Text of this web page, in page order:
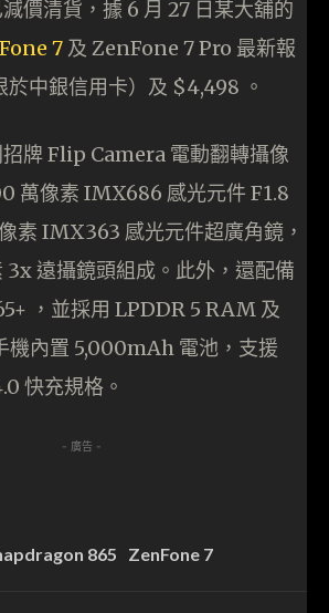
價清貨，據 6 月 27 日某大舖的
7 及 ZenFone 7 Pro 最新報
中銀信用卡）及 $4,498 。
牌 Flip Camera 電動翻轉攝像
萬像素 IMX686 感光元件 F1.8
素 IMX363 感光元件超廣角鏡，
遠攝鏡頭組成。此外，還配備
，並採用 LPDDR 5 RAM 及
機內置 5,000mAh 電池，支援
快充規格。
- 廣告 -
865 ZenFone 7